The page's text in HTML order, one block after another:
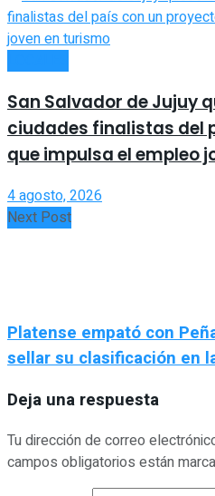
San Salvador de Jujuy
ciudades finalistas del
que impulsa el empleo
4 agosto, 2026
Next Post
Platense empató con
sellar su clasificación en
Deja una respuesta
Tu dirección de correo
campos obligatorios están